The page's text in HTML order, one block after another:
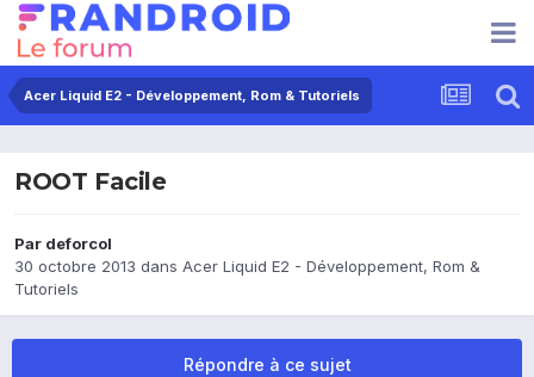
Acer Liquid E2 - Développement, Rom & Tutoriels
ROOT Facile
Par deforcol
30 octobre 2013 dans Acer Liquid E2 - Développement, Rom &
Tutoriels
Répondre à ce sujet